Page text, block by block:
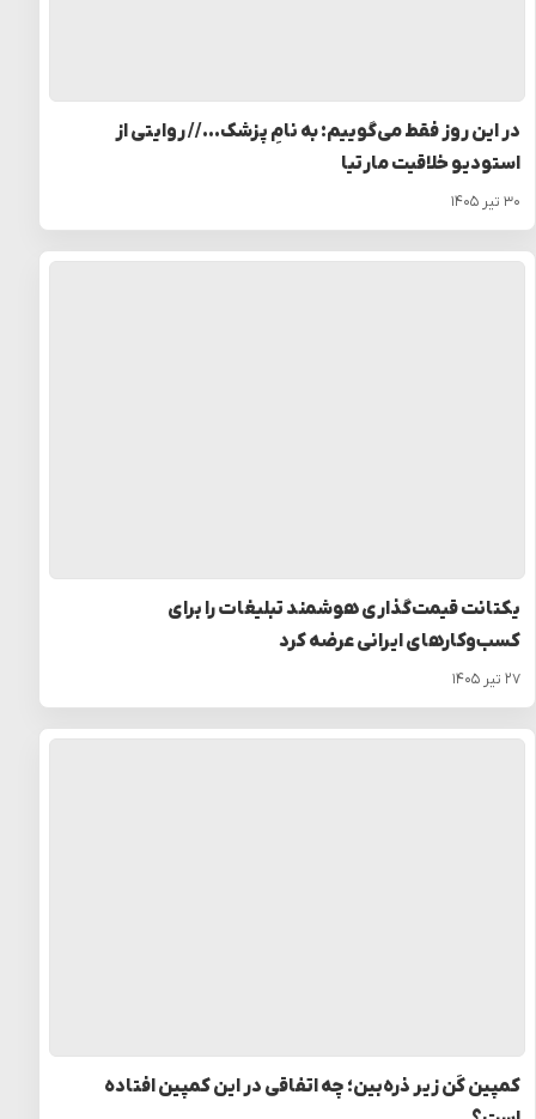
در این روز فقط می‌گوییم: به نامِ پزشک… // روایتی از
استودیو خلاقیت مارتیا
۳۰ تیر ۱۴۰۵
یکتانت قیمت‌گذاری هوشمند تبلیغات را برای
کسب‌وکارهای ایرانی عرضه کرد
۲۷ تیر ۱۴۰۵
کمپین کَن زیر ذره‌بین؛ چه اتفاقی در این کمپین افتاده